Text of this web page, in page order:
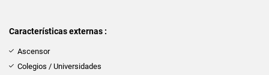
Características externas :
Ascensor
Colegios / Universidades